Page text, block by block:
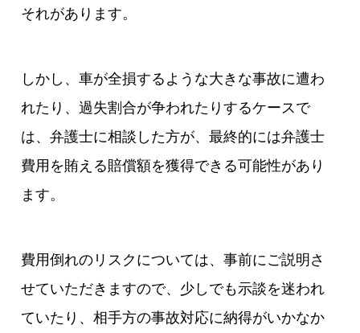
それがあります。
しかし、車が全損するような大きな事故に遭わ
れたり、過失割合が争われたりするケースで
は、弁護士に相談した方が、最終的には弁護士
費用を賄える賠償額を獲得できる可能性があり
ます。
費用倒れのリスクについては、事前にご説明さ
せていただきますので、少しでも示談を迷われ
ていたり、相手方の事故対応に納得がいかなか